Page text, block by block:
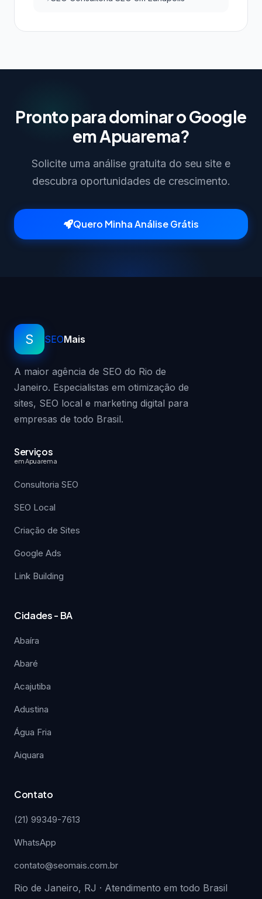
Pronto para dominar o Google
em Apuarema?
Solicite uma análise gratuita do seu site e
descubra oportunidades de crescimento.
Quero Minha Análise Grátis
S SEOMais
A maior agência de SEO do Rio de
Janeiro. Especialistas em otimização de
sites, SEO local e marketing digital para
empresas de todo Brasil.
Serviços
em Apuarema
Consultoria SEO
SEO Local
Criação de Sites
Google Ads
Link Building
Cidades - BA
Abaíra
Abaré
Acajutiba
Adustina
Água Fria
Aiquara
Contato
(21) 99349-7613
WhatsApp
contato@seomais.com.br
Rio de Janeiro, RJ · Atendimento em todo Brasil